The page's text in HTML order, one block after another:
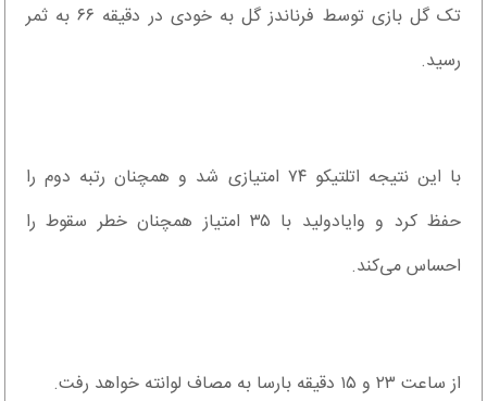
تک گل بازی توسط فرناندز گل به خودی در دقیقه ۶۶ به ثمر
رسید.
با این نتیجه اتلتیکو ۷۴ امتیازی شد و همچنان رتبه دوم را
حفظ کرد و وایادولید با ۳۵ امتیاز همچنان خطر سقوط را
احساس می‌کند.
از ساعت ۲۳ و ۱۵ دقیقه بارسا به مصاف لوانته خواهد رفت.